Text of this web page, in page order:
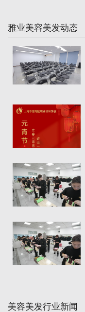
雅业美容美发动态
美容美发行业新闻